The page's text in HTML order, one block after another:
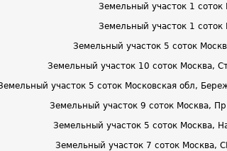
Земельный участок 1 соток
Земельный участок 1 соток
Земельный участок 5 соток
Земельный участок 10 соток Москва,
участок 5 соток Московская обл,
Земельный участок 9 соток Москва,
Земельный участок 5 соток Москва,
Земельный участок 7 соток Москва,